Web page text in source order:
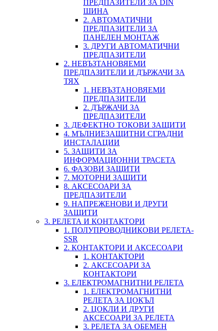
ПРЕДПАЗИТЕЛИ ЗА DIN
ШИНА
2. АВТОМАТИЧНИ
ПРЕДПАЗИТЕЛИ ЗА
ПАНЕЛЕН МОНТАЖ
3. ДРУГИ АВТОМАТИЧНИ
ПРЕДПАЗИТЕЛИ
2. НЕВЪЗТАНОВЯЕМИ
ПРЕДПАЗИТЕЛИ И ДЪРЖАЧИ ЗА
ТЯХ
1. НЕВЪЗТАНОВЯЕМИ
ПРЕДПАЗИТЕЛИ
2. ДЪРЖАЧИ ЗА
ПРЕДПАЗИТЕЛИ
3. ДЕФЕКТНО ТОКОВИ ЗАЩИТИ
4. МЪЛНИЕЗАЩИТНИ СГРАДНИ
ИНСТАЛАЦИИ
5. ЗАЩИТИ ЗА
ИНФОРМАЦИОННИ ТРАСЕТА
6. ФАЗОВИ ЗАЩИТИ
7. МОТОРНИ ЗАЩИТИ
8. АКСЕСОАРИ ЗА
ПРЕДПАЗИТЕЛИ
9. НАПРЕЖЕНОВИ И ДРУГИ
ЗАЩИТИ
3. РЕЛЕТА И КОНТАКТОРИ
1. ПОЛУПРОВОДНИКОВИ РЕЛЕТА-
SSR
2. КОНТАКТОРИ И АКСЕСОАРИ
1. КОНТАКТОРИ
2. АКСЕСОАРИ ЗА
КОНТАКТОРИ
3. ЕЛЕКТРОМАГНИТНИ РЕЛЕТА
1. ЕЛЕКТРОМАГНИТНИ
РЕЛЕТА ЗА ЦОКЪЛ
2. ЦОКЛИ И ДРУГИ
АКСЕСОАРИ ЗА РЕЛЕТА
3. РЕЛЕТА ЗА ОБЕМЕН